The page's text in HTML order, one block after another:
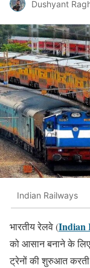
Dushyant
Indian Railways
भारतीय रेलवे (Indian
को आसान बनाने के
ट्रेनों की शुरुआत करती